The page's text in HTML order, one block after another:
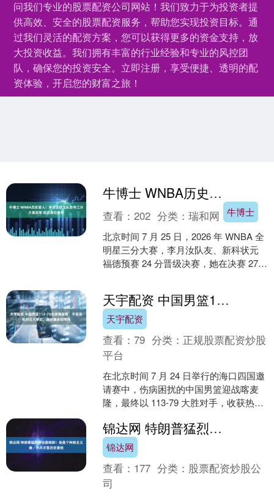
问我们专业的股票配资公司网站！我们致力于为投资者提
供高效、安全的股票配资服务，帮助您实现投资目标。通
过我们灵活的配资方案，您可以获得更多的资金支持，放
大投资收益。我们拥有丰富的行业经验和专业的风控团
队，确保您的投资安全。立即注册，享受便捷、透明的配
资体验，开启您的财富之旅！
牛博士 WNBA历史首人！李月汝状元队友夺三分大赛冠军 历史首位新秀
牛博士
查看：202 分类：瑞和网
北京时间 7 月 25 日，2026 年 WNBA 全
明星三分大赛，李月汝队友、新科状元
福德预赛 24 分晋级决赛，她在决赛 27
天宇配资 中国男篮113-79击败喀麦隆，不容忽视的五大事实，庞峥麟表现惊艳
天宇配资
查看：79 分类： 正规股票配资炒股
平台
在北京时间 7 月 24 日举行的海口四国邀
请赛中，伤病困扰的中国男篮迎战喀麦
隆，最终以 113-79 大胜对手，收获热身
到 ....
锦达网 特朗普猛烈抨击詹姆斯！他是个种族主义者，乔丹才是历史最佳
锦达网
查看： 177 分类： 股票配资炒股公
司